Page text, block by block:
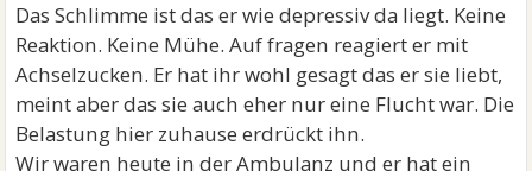
Das Schlimme ist das er wie depressiv da liegt. Keine
Reaktion. Keine Mühe. Auf fragen reagiert er mit
Achselzucken. Er hat ihr wohl gesagt das er sie liebt,
meint aber das sie auch eher nur eine Flucht war. Die
Belastung hier zuhause erdrückt ihn.
Wir waren heute in der Ambulanz und er hat ein